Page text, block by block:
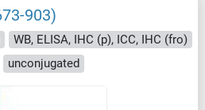
903)
WB, ELISA, IHC (p), ICC, IHC (fro)
unconjugated